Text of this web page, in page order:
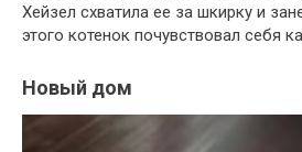
Хейзел схватила ее за шкирку и
этого котенок почувствовал себя
Новый дом